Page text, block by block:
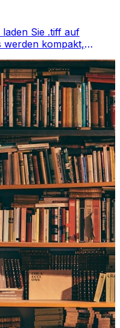
Sie .tiff auf
kompakt,